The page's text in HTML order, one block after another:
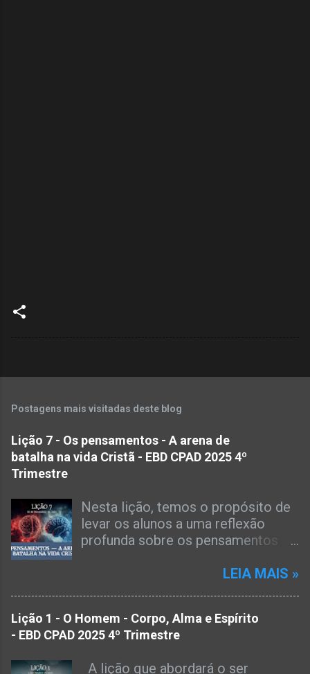
Postagens mais visitadas deste blog
Lição 7 - Os pensamentos - A arena de
batalha na vida Cristã - EBD CPAD 2025 4º
Trimestre
Nesta lição, temos o propósito de
levar os alunos a uma reflexão
profunda sobre os pensamentos
cristã. A partir da orientação bíblica
importância de uma mente
renovada, disciplinada e alinhada
LEIA MAIS »
Lição 1 - O Homem - Corpo, Alma e Espírito
- EBD CPAD 2025 4º Trimestre
A lição que abordará o ser